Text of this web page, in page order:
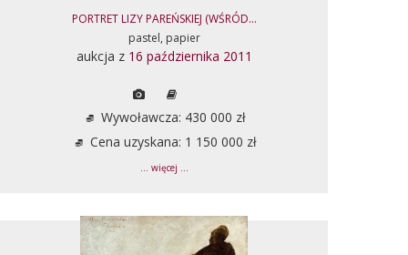
PORTRET LIZY PAREŃSKIEJ (WŚRÓD...
pastel, papier
aukcja z 16 października 2011
Wywoławcza: 430 000 zł
Cena uzyskana: 1 150 000 zł
... więcej ...